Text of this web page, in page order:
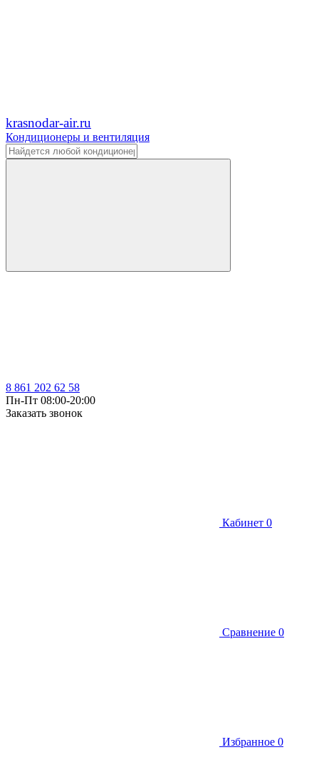
krasnodar-air.ru
Кондиционеры и вентиляция
8 861 202 62 58
Пн-Пт 08:00-20:00
Заказать звонок
Кабинет 0
Сравнение 0
Избранное 0